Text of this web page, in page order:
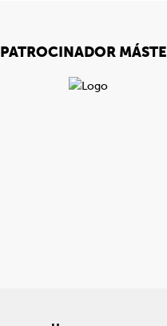
PATROCINADOR